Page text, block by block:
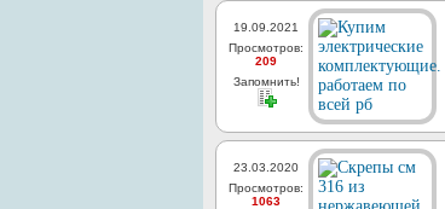
19.09.2021
Просмотров:
209
Запомнить!
23.03.2020
Просмотров:
1063